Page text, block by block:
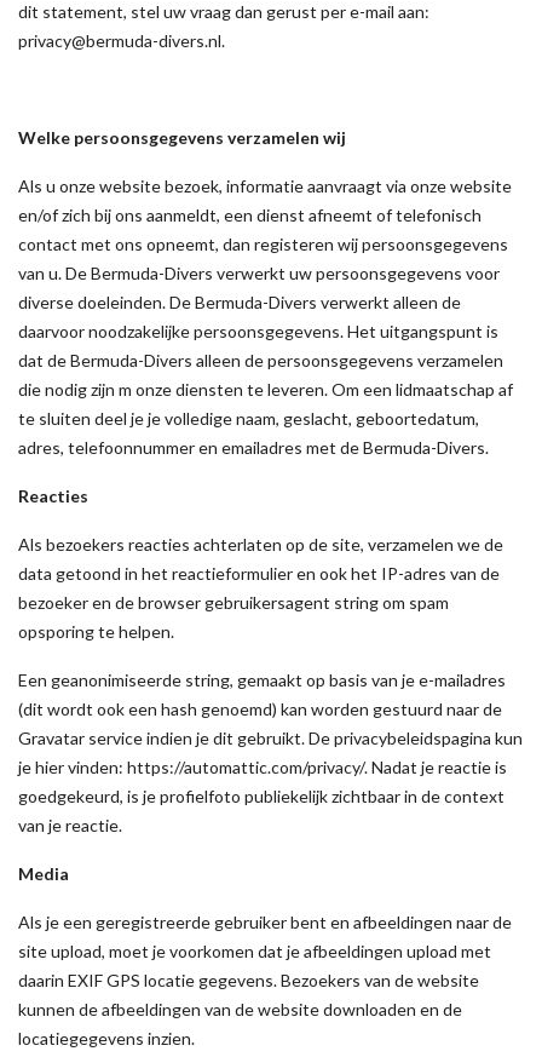
dit statement, stel uw vraag dan gerust per e-mail aan:
privacy@bermuda-divers.nl.
Welke persoonsgegevens verzamelen wij
Als u onze website bezoek, informatie aanvraagt via onze website
en/of zich bij ons aanmeldt, een dienst afneemt of telefonisch
contact met ons opneemt, dan registeren wij persoonsgegevens
van u. De Bermuda-Divers verwerkt uw persoonsgegevens voor
diverse doeleinden. De Bermuda-Divers verwerkt alleen de
daarvoor noodzakelijke persoonsgegevens. Het uitgangspunt is
dat de Bermuda-Divers alleen de persoonsgegevens verzamelen
die nodig zijn m onze diensten te leveren. Om een lidmaatschap af
te sluiten deel je je volledige naam, geslacht, geboortedatum,
adres, telefoonnummer en emailadres met de Bermuda-Divers.
Reacties
Als bezoekers reacties achterlaten op de site, verzamelen we de
data getoond in het reactieformulier en ook het IP-adres van de
bezoeker en de browser gebruikersagent string om spam
opsporing te helpen.
Een geanonimiseerde string, gemaakt op basis van je e-mailadres
(dit wordt ook een hash genoemd) kan worden gestuurd naar de
Gravatar service indien je dit gebruikt. De privacybeleidspagina kun
je hier vinden: https://automattic.com/privacy/. Nadat je reactie is
goedgekeurd, is je profielfoto publiekelijk zichtbaar in de context
van je reactie.
Media
Als je een geregistreerde gebruiker bent en afbeeldingen naar de
site upload, moet je voorkomen dat je afbeeldingen upload met
daarin EXIF GPS locatie gegevens. Bezoekers van de website
kunnen de afbeeldingen van de website downloaden en de
locatiegegevens inzien.